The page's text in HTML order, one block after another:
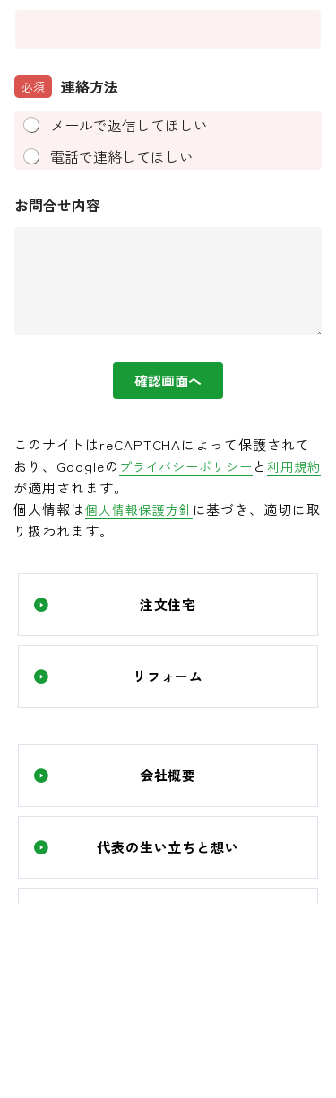
連絡方法
必須
メールで返信してほしい
電話で連絡してほしい
お問合せ内容
確認画面へ
このサイトはreCAPTCHAによって保護されて
おり、Googleの プライバシーポリシー と利用規約
が適用されます。
個人情報は個人情報保護方針 に基づき、適切に取
り扱われます。
注文住宅
リフォーム
会社概要
代表の生い立ちと想い